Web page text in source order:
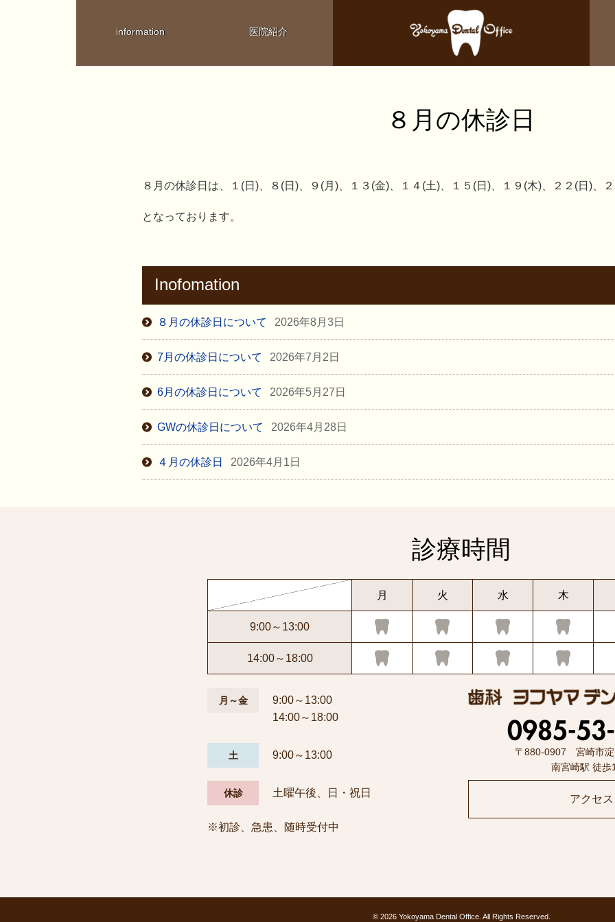
information 医院紹介
８月の休診日
８月の休診日は、１(日)、８(日)、９(月)、１３(金)、１４(土)、１５(日)、１９(木)、２２(日)、
となっております。
Inofomation
８月の休診日について 2026年8月3日
7月の休診日について 2026年7月2日
6月の休診日について 2026年5月27日
GWの休診日について 2026年4月28日
４月の休診日 2026年4月1日
診療時間
月 火 水 木
9:00～13:00
14:00～18:00
月～金
9:00～13:00
14:00～18:00
土 9:00～13:00
休診 土曜午後、日・祝日
※初診、急患、随時受付中
〒880-0907 宮崎市淀
南宮崎駅 徒歩
アクセス
© 2026 Yokoyama Dental Office. All Rights Reserved.